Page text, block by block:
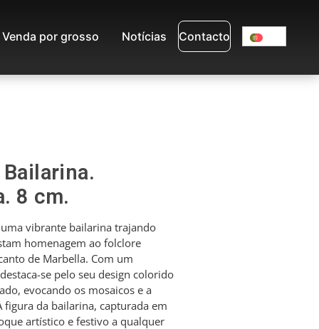
Venda por grosso Notícias Contacto
8 cm.
vibrante bailarina trajando
homenagem ao folclore
de Marbella. Com um
se pelo seu design colorido
evocando os mosaicos e a
figura da bailarina, capturada em
artístico e festivo a qualquer